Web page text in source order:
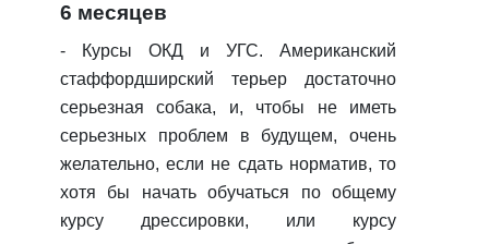
6 месяцев
- Курсы ОКД и УГС. Американский
стаффордширский терьер достаточно
серьезная собака, и, чтобы не иметь
серьезных проблем в будущем, очень
желательно, если не сдать норматив, то
хотя бы начать обучаться по общему
курсу дрессировки, или курсу